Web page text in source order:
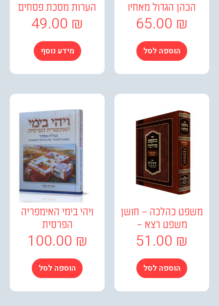
הגדול מאחיו
65.00
הוספה לסל
הערות מסכת פסחים
49.00
מידע נוסף
כהלכה – חושן
משפט רצא –
51.00
הוספה לסל
ויהי בימי האימפריה
הפרסית
100.00
הוספה לסל